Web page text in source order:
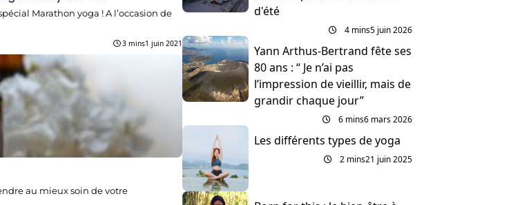
Marathon yoga ! A l’occasion de
3 mins1 juin 2021
au mieux soin de votre
d'été
4 mins5 juin 2026
Yann Arthus-Bertrand fête ses
80 ans : “ Je n’ai pas
l’impression de vieillir, mais de
grandir chaque jour”
6 mins6 mars 2026
Les différents types de yoga
2 mins21 juin 2025